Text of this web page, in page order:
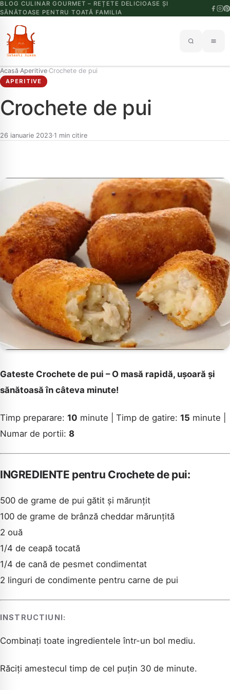
BLOG CULINAR GOURMET – REȚETE DELICIOASE ȘI
SĂNĂTOASE PENTRU TOATĂ FAMILIA
Acasă›Aperitive›Crochete de pui
APERITIVE
Crochete de pui
26 ianuarie 2023 1 min citire
Gateste Crochete de pui – O masă rapidă, ușoară și
sănătoasă în câteva minute!
Timp preparare: 10 minute | Timp de gatire: 15 minute |
Numar de portii: 8
INGREDIENTE pentru Crochete de pui:
500 de grame de pui gătit și mărunțit
100 de grame de brânză cheddar mărunțită
2 ouă
1/4 de ceapă tocată
1/4 de cană de pesmet condimentat
2 linguri de condimente pentru carne de pui
INSTRUCTIUNI:
Combinați toate ingredientele într-un bol mediu.
Răciți amestecul timp de cel puțin 30 de minute.